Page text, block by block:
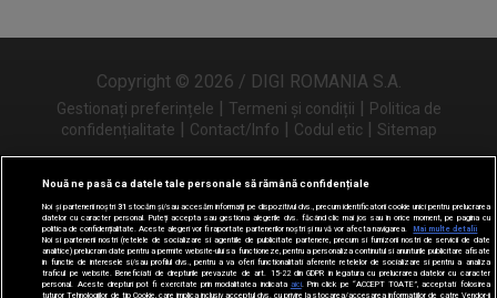
Copyright © 2026 / DIGI ROMANIA S.A.
Gestionați preferințele | Termeni și condiții | Politica de
confidențialitate | Contact/Info | Codul etic | Sitemap
Urmărește-ne și pe
Nouă ne pasă ca datele tale personale să rămână confidențiale
Noi și partenerii noștri31 stocăm și/sau accesăm informații pe dispozitivul dvs., precum identificatorii cookie unici pentru prelucrarea
datelor cu caracter personal. Puteți accepta sau gestiona alegerile dvs. făcând clic mai jos sau în orice moment, pe pagina cu
politica de confidențialitate. Aceste alegeri vor fi raportate partenerilor noștri și nu vă vor afecta navigarea.
Mai multe detalii
Noi si partenerii nostri (retelele de socializare si agentiile de publicitate partenere, precum si furnizorii nostri de servicii de date
analitice) prelucram date pentru a permite website-ului sa functioneze, pentru a personaliza continutul si anunturile publicitare afisate
in functie de interesele si/sau profilul dvs., pentru a va oferi functionalitati aferente retelelor de socializare si pentru a analiza
traficul pe website. Beneficiati de drepturile prevazute de art. 15-22 din GDPR in legatura cu prelucrarea datelor cu caracter
personal. Aceste drepturi pot fi exercitate prin modalitatea indicata aici. Prin click pe “ACCEPT TOATE”, acceptati folosirea
tuturor Tehnologiilor de tip Cookie, care implica inclusiv acceptul dvs. cu privire la stocarea/accesarea informatiilor de catre Vendor-ii